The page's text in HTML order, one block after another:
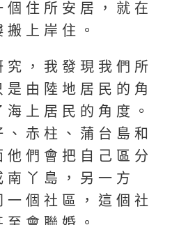
個住所安居，就在
上岸住。
究，我發現我們所
由陸地居民的角
上居民的角度。
赤柱、蒲台島和
他們會把自己區分
丫島，另一方
一個社區，這個社